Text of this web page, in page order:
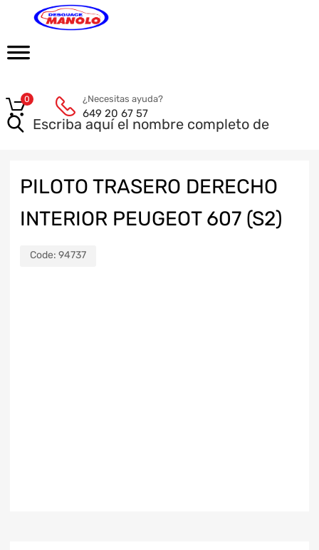
¿Necesitas ayuda?
649 20 67 57
0
PILOTO TRASERO DERECHO
INTERIOR PEUGEOT 607 (S2)
Code: 94737